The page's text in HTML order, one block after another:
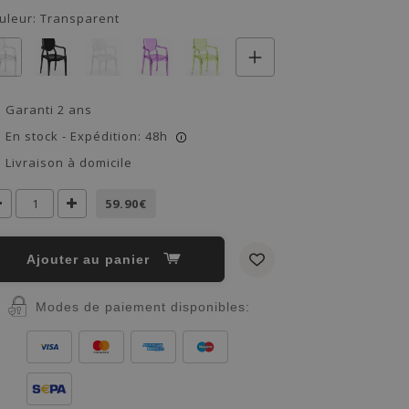
Transparent
Garanti 2 ans
En stock - Expédition: 48h
i
Livraison à domicile
59.90€
Ajouter au panier
Modes de paiement disponibles: